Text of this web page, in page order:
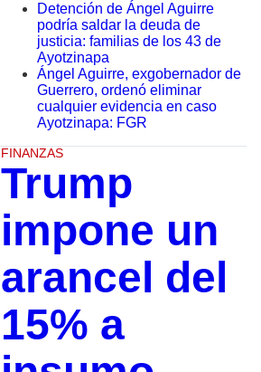
Detención de Ángel Aguirre
podría saldar la deuda de
justicia: familias de los 43 de
Ayotzinapa
Ángel Aguirre, exgobernador de
Guerrero, ordenó eliminar
cualquier evidencia en caso
Ayotzinapa: FGR
FINANZAS
Trump
impone un
arancel del
15% a